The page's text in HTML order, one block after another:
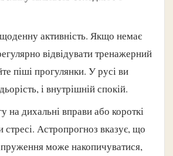
активність. Якщо немає
відвідувати тренажерний
піші прогулянки. У русі ви
і внутрішній спокій.
на дихальні вправи або короткі
стресі. Астропрогноз вказує, що
може накопичуватися,